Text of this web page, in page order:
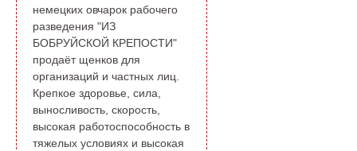
немецких овчарок рабочего
разведения "ИЗ
БОБРУЙСКОЙ КРЕПОСТИ"
продаёт щенков для
организаций и частных лиц.
Крепкое здоровье, сила,
выносливость, скорость,
высокая работоспособность в
тяжелых условиях и высокая